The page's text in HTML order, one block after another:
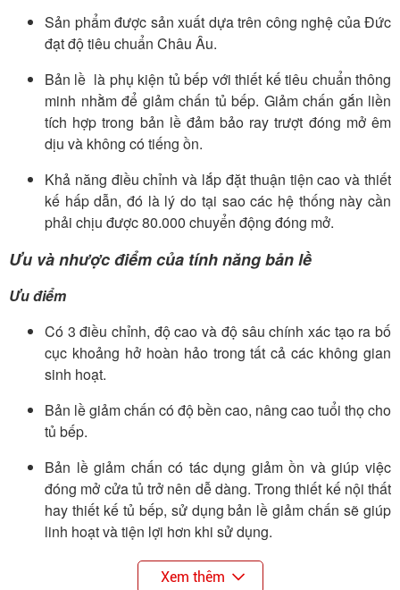
Sản phẩm được sản xuất dựa trên công nghệ của Đức
đạt độ tiêu chuẩn Châu Âu.
Bản lề là phụ kiện tủ bếp với thiết kế tiêu chuẩn thông
minh nhằm để giảm chấn tủ bếp. Giảm chấn gắn liền
tích hợp trong bản lề đảm bảo ray trượt đóng mở êm
dịu và không có tiếng ồn.
Khả năng điều chỉnh và lắp đặt thuận tiện cao và thiết
kế hấp dẫn, đó là lý do tại sao các hệ thống này cần
phải chịu được 80.000 chuyển động đóng mở.
Ưu và nhược điểm của tính năng bản lề
Ưu điểm
Có 3 điều chỉnh, độ cao và độ sâu chính xác tạo ra bố
cục khoảng hở hoàn hảo trong tất cả các không gian
sinh hoạt.
Bản lề giảm chấn có độ bền cao, nâng cao tuổi thọ cho
tủ bếp.
Bản lề giảm chấn có tác dụng giảm ồn và giúp việc
đóng mở cửa tủ trở nên dễ dàng. Trong thiết kế nội thất
hay thiết kế tủ bếp, sử dụng bản lề giảm chấn sẽ giúp
linh hoạt và tiện lợi hơn khi sử dụng.
Có kích thước khá gọn, kiểu dáng đơn giản nên việc
Xem thêm